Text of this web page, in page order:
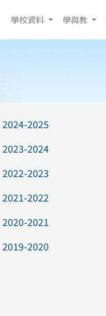
學校資料 學與教
2024-2025
2023-2024
2022-2023
2021-2022
2020-2021
2019-2020